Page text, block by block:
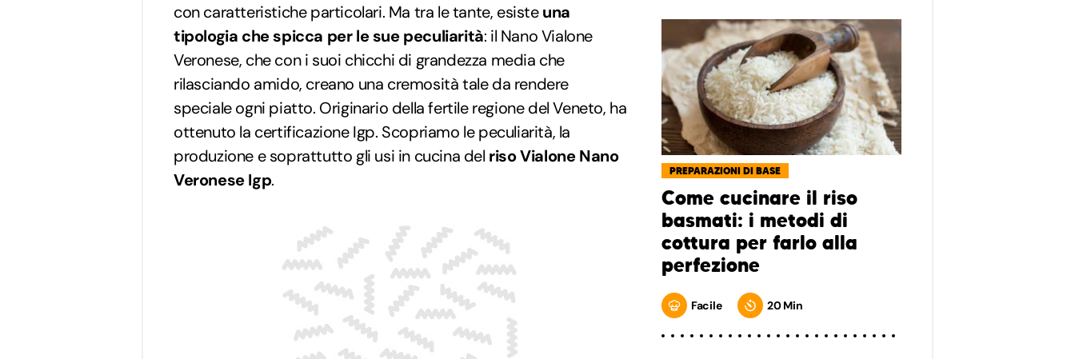
con caratteristiche particolari. Ma tra le tante, esisteuna
tipologia che spicca per le sue peculiarità: il Nano Vialone
Veronese, che con i suoi chicchi di grandezza media che
rilasciando amido, creano una cremosità tale da rendere
speciale ogni piatto. Originario della fertile regione del Veneto, ha
ottenuto la certificazione Igp. Scopriamo le peculiarità, la
produzione e soprattutto gli usi in cucina del riso Vialone Nano
Veronese Igp. PREPARAZIONI DI BASE
Come cucinare il riso
basmati: i metodi di
cottura per farlo alla
perfezione
Facile 20 Min